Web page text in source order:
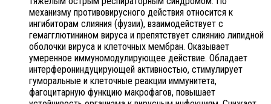
механизму противовирусного действия относится к
ингибиторам слияния (фузии), взаимодействует с
гемагглютинином вируса и препятствует слиянию липидной
оболочки вируса и клеточных мембран. Оказывает
умеренное иммуномодулирующее действие. Обладает
интерферониндуцирующей активностью, стимулирует
гуморальные и клеточные реакции иммунитета,
фагоцитарную функцию макрофагов, повышает